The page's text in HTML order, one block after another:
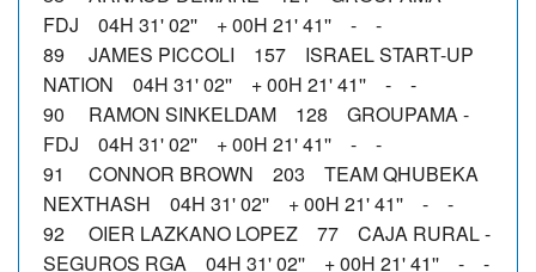
FDJ 04H 31' 02'' + 00H 21' 41'' - -
89 JAMES PICCOLI 157 ISRAEL START-UP
NATION 04H 31' 02'' + 00H 21' 41'' - -
90 RAMON SINKELDAM 128 GROUPAMA -
FDJ 04H 31' 02'' + 00H 21' 41'' - -
91 CONNOR BROWN 203 TEAM QHUBEKA
NEXTHASH 04H 31' 02'' + 00H 21' 41'' - -
92 OIER LAZKANO LOPEZ 77 CAJA RURAL -
SEGUROS RGA 04H 31' 02'' + 00H 21' 41'' - -